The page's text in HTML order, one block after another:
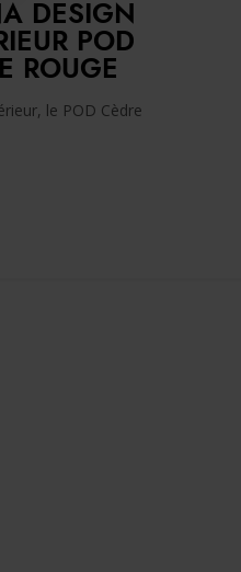
DESIGN
POD
ROUGE
le POD Cèdre